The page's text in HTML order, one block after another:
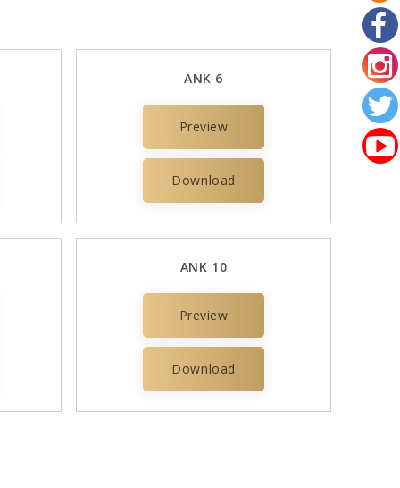
ANK 6
Preview
Download
ANK 10
Preview
Download